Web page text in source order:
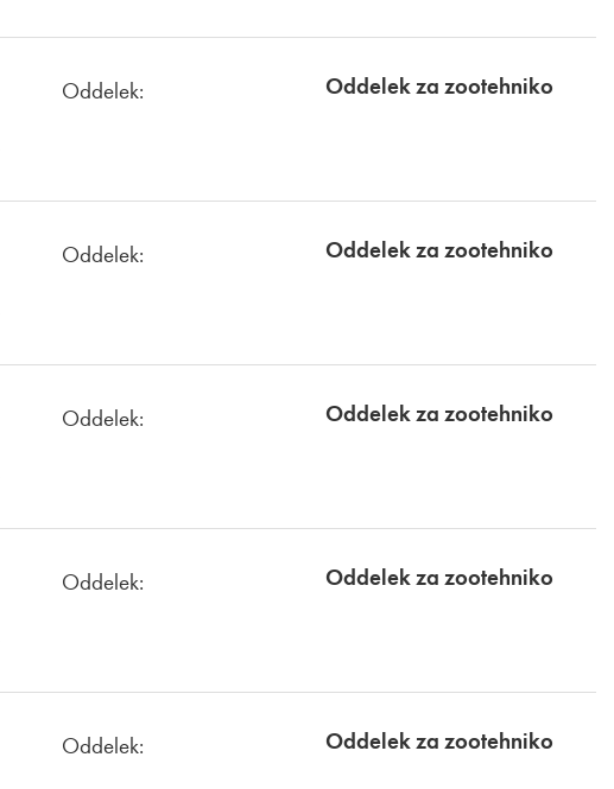
Oddelek: Oddelek za zootehniko
Oddelek: Oddelek za zootehniko
Oddelek: Oddelek za zootehniko
Oddelek: Oddelek za zootehniko
Oddelek: Oddelek za zootehniko